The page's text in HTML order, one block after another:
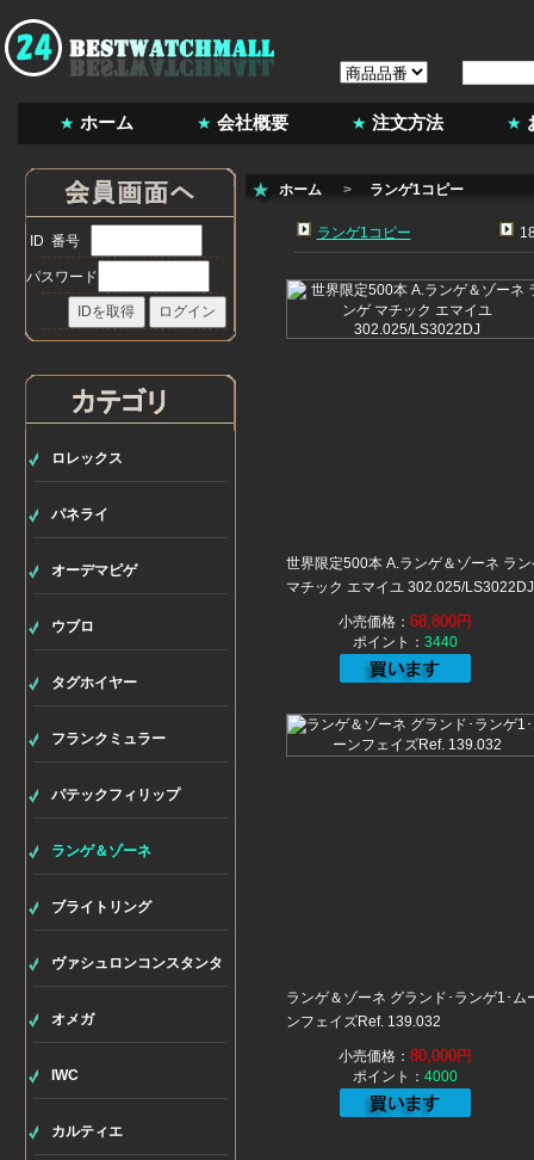
ホーム 会社概要 注文方法
ID 番号
パスワード
ロレックス
パネライ
オーデマピゲ
ウブロ
タグホイヤー
フランクミュラー
パテックフィリップ
ランゲ＆ゾーネ
ブライトリング
ヴァシュロンコンスタンタ
ン
オメガ
IWC
カルティエ
ホーム > ランゲ1コピー
ランゲ1コピー
世界限定500本 A.ランゲ＆ゾーネ ラ
マチック エマイユ 302.025/LS3022DJ
小売価格： 68,800円
ポイント： 3440
ランゲ＆ゾーネ グランド･ランゲ1･ム
ンフェイズRef. 139.032
小売価格： 80,000円
ポイント： 4000